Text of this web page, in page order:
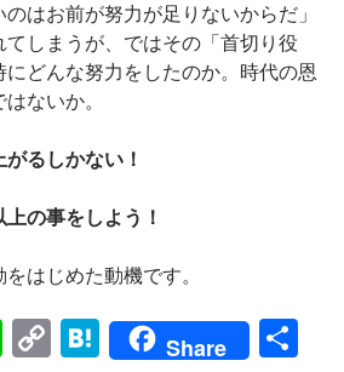
はお前が努力が足りないからだ」
しまうが、ではその「首切り役
にどんな努力をしたのか。時代の恩
ないか。
るしかない！
の事をしよう！
はじめた動機です。
Li
C
H
Share